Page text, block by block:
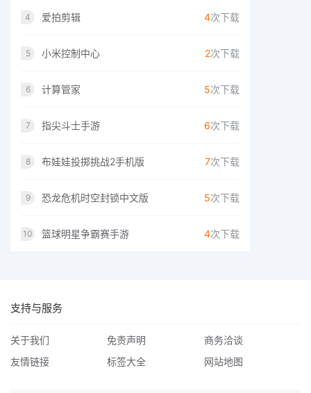
4 爱拍剪辑 4次下载
5 小米控制中心 2次下载
6 计算管家 5次下载
7 指尖斗士手游 6次下载
8 布娃娃投掷挑战2手机版 7次下载
9 恐龙危机时空封锁中文版 5次下载
10 篮球明星争霸赛手游 4次下载
支持与服务
关于我们 免责声明
商务洽谈
友情链接
标签大全 网站地图